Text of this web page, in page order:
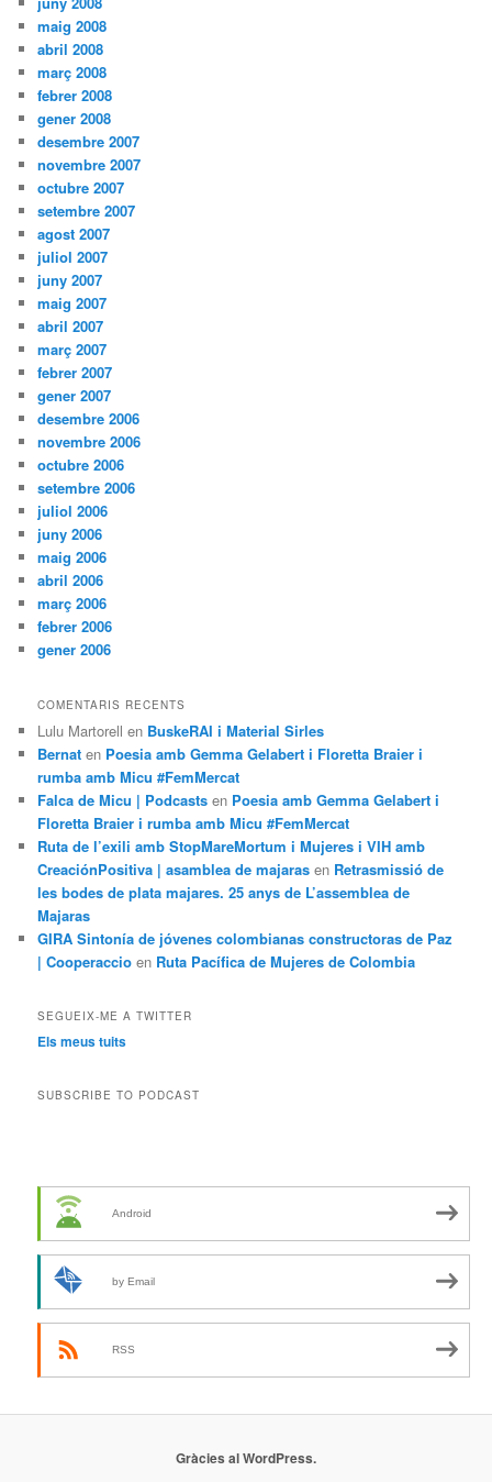
maig 2008
abril 2008
març 2008
febrer 2008
gener 2008
desembre 2007
novembre 2007
octubre 2007
setembre 2007
agost 2007
juliol 2007
juny 2007
maig 2007
abril 2007
març 2007
febrer 2007
gener 2007
desembre 2006
novembre 2006
octubre 2006
setembre 2006
juliol 2006
juny 2006
maig 2006
abril 2006
març 2006
febrer 2006
gener 2006
COMENTARIS RECENTS
Lulu Martorell en BuskeRAI i Material Sirles
Bernat en Poesia amb Gemma Gelabert i Floretta Braier i
rumba amb Micu #FemMercat
Falca de Micu | Podcasts en Poesia amb Gemma Gelabert i
Floretta Braier i rumba amb Micu #FemMercat
Ruta de l’exili amb StopMareMortum i Mujeres i VIH amb
CreaciónPositiva | asamblea de majaras en Retrasmissió de
les bodes de plata majares. 25 anys de L’assemblea de
Majaras
GIRA Sintonía de jóvenes colombianas constructoras de Paz
| Cooperaccio en Ruta Pacífica de Mujeres de Colombia
SEGUEIX-ME A TWITTER
Els meus tuits
SUBSCRIBE TO PODCAST
Android
by Email
RSS
Gràcies al WordPress.